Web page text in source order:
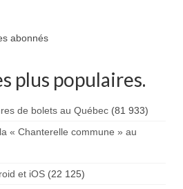
abonnés
plus populaires.
de bolets au Québec (81 933)
« Chanterelle commune » au
et iOS (22 125)